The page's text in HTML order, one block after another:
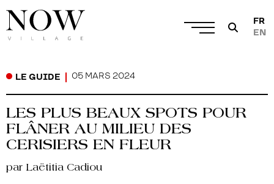
FR
EN
LE GUIDE 05 MARS 2024
LES PLUS BEAUX SPOTS POUR
FLÂNER AU MILIEU DES
CERISIERS EN FLEUR
par Laëtitia Cadiou